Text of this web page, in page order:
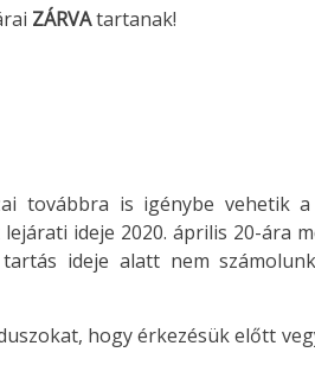
ZÁRVAtartanak!
továbbra is igénybe vehetik
ideje 2020. április 20-ára
ideje alatt nem
hogy érkezésük előtt